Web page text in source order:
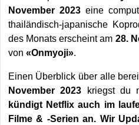
November 2023eine
thailändisch-japanische
des Monats erscheint am 28.
von «Onmyoji».
Einen Überblick über alle
November 2023 kriegst du
kündigt Netflix auch im
Filme & -Serien an. Wir